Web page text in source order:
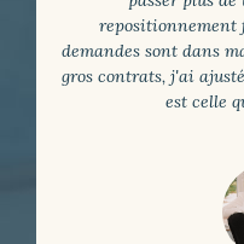
repositionnement
demandes sont dans
gros contrats, j'ai
est celle